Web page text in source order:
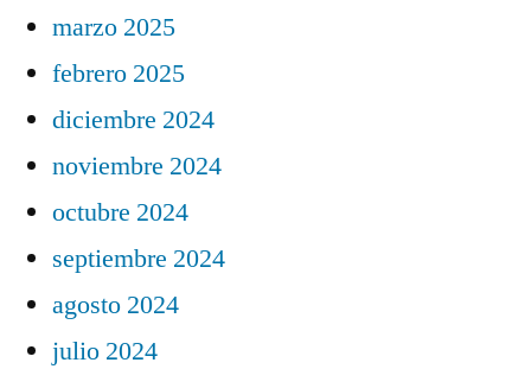
marzo 2025
febrero 2025
diciembre 2024
noviembre 2024
octubre 2024
septiembre 2024
agosto 2024
julio 2024